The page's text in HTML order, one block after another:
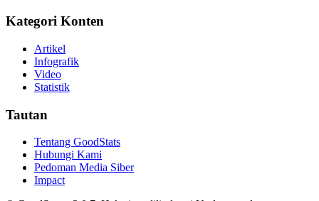
Tim Garuda Terhenti di Fase Grup
Tri Candra • 17 Mei 2026
Sepak Bola
Skor 0-0 Hasil Babak Pertama Singapura vs
The Lions Lolos 4 Besar Kian Besar
Tri Candra • 17 Mei 2026
Sepak Bola
Susunan Pemain Indonesia vs Singapura di ASEAN